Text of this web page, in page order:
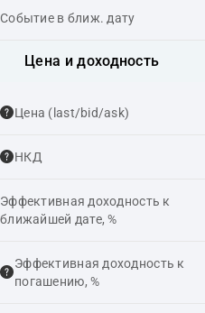
Событие в ближ. дату
Цена и доходность
Цена (last/bid/ask)
НКД
Эффективная доходность к
ближайшей дате, %
Эффективная доходность к
погашению, %